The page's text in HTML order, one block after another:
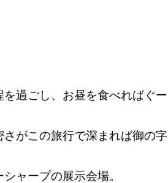
過ごし、お昼を食べればぐー
がこの旅行で深まれば御の字
シャープの展示会場。